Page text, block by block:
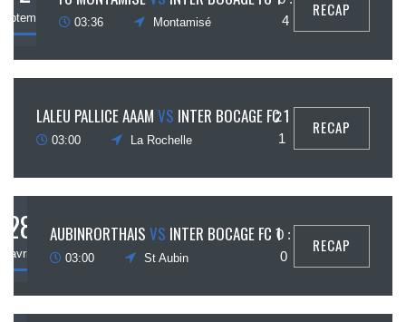
03:36 Montamisé
4
RECAP
LALEU PALLICE AAAM VS INTER BOCAGE FC 1
03:00 La Rochelle
2 :
1
RECAP
28
avril
AUBINRORTHAIS VS INTER BOCAGE FC 1
03:00 St Aubin
0 :
0
RECAP